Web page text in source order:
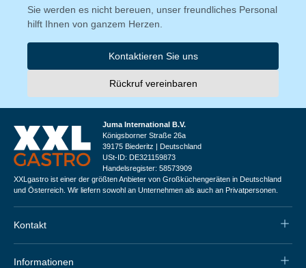
Sie werden es nicht bereuen, unser freundliches Personal
hilft Ihnen von ganzem Herzen.
Kontaktieren Sie uns
Rückruf vereinbaren
Juma International B.V.
Königsborner Straße 26a
39175 Biederitz | Deutschland
USt-ID: DE321159873
Handelsregister: 58573909
XXLgastro ist einer der größten Anbieter von Großküchengeräten in Deutschland
und Österreich. Wir liefern sowohl an Unternehmen als auch an Privatpersonen.
Kontakt
Informationen